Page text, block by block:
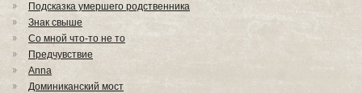
Подсказка умершего родственника
Знак свыше
Со мной что-то не то
Предчувствие
Anna
Доминиканский мост